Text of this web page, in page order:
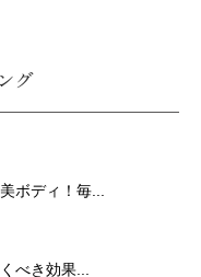
グ
ボディ！毎...
べき効果...